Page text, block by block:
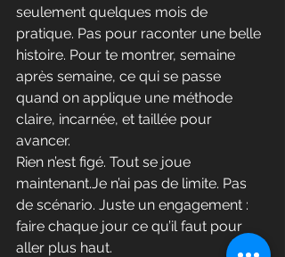
seulement quelques mois de
pratique. Pas pour raconter une belle
histoire. Pour te montrer, semaine
après semaine, ce qui se passe
quand on applique une méthode
claire, incarnée, et taillée pour
avancer.
Rien n’est figé. Tout se joue
maintenant.Je n’ai pas de limite. Pas
de scénario. Juste un engagement :
faire chaque jour ce qu’il faut pour
aller plus haut.